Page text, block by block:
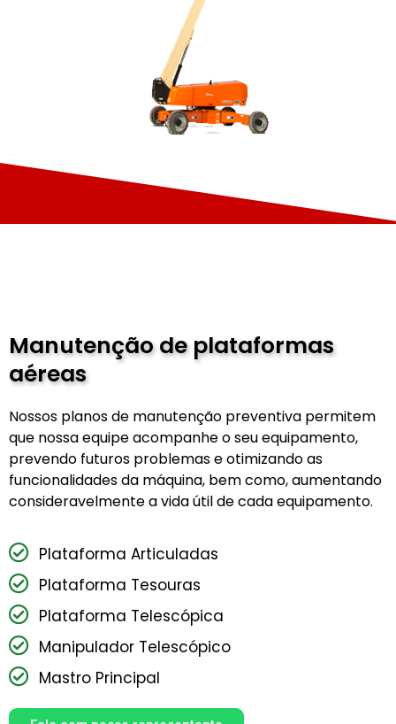
Manutenção de plataformas
aéreas
Nossos planos de manutenção preventiva permitem
que nossa equipe acompanhe o seu equipamento,
prevendo futuros problemas e otimizando as
funcionalidades da máquina, bem como, aumentando
consideravelmente a vida útil de cada equipamento.
Plataforma Articuladas
Plataforma Tesouras
Plataforma Telescópica
Manipulador Telescópico
Mastro Principal